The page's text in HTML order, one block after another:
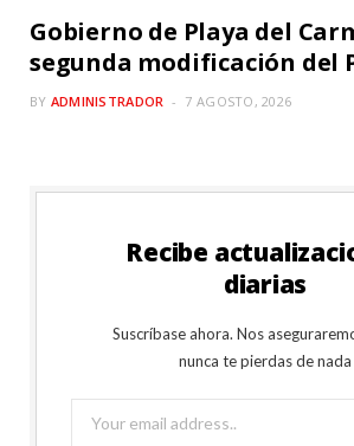
Gobierno de Playa del
segunda modificación del
BY ADMINISTRADOR 7 AGOSTO, 2026
Recibe
diarias
Suscríbase ahora. Nos
nunca te pierdas de nada